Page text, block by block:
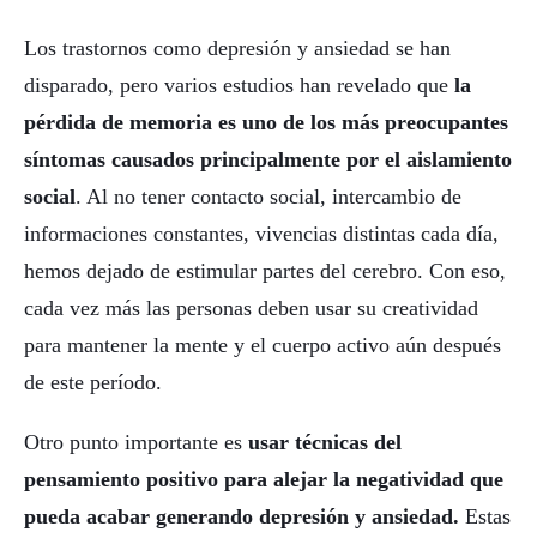
Los trastornos como depresión y ansiedad se han
disparado, pero varios estudios han revelado que la
pérdida de memoria es uno de los más preocupantes
síntomas causados principalmente por el aislamiento
social. Al no tener contacto social, intercambio de
informaciones constantes, vivencias distintas cada día,
hemos dejado de estimular partes del cerebro. Con eso,
cada vez más las personas deben usar su creatividad
para mantener la mente y el cuerpo activo aún después
de este período.
Otro punto importante es usar técnicas del
pensamiento positivo para alejar la negatividad que
pueda acabar generando depresión y ansiedad. Estas